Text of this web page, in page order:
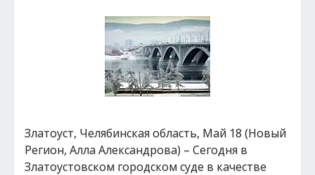
Златоуст, Челябинская область, Май 18 (Новый
Регион, Алла Александрова) – Сегодня в
Златоустовском городском суде в качестве